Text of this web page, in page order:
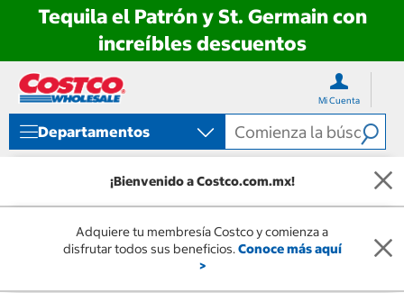
Tequila el Patrón y St. Germain con
increíbles descuentos
directo
contenido
directo
menú
navegación
Mi Cuenta
Departamentos
¡Bienvenido a Costco.com.mx!
Adquiere tu membresía Costco y comienza a
disfrutar todos sus beneficios.Conoce más aquí
>